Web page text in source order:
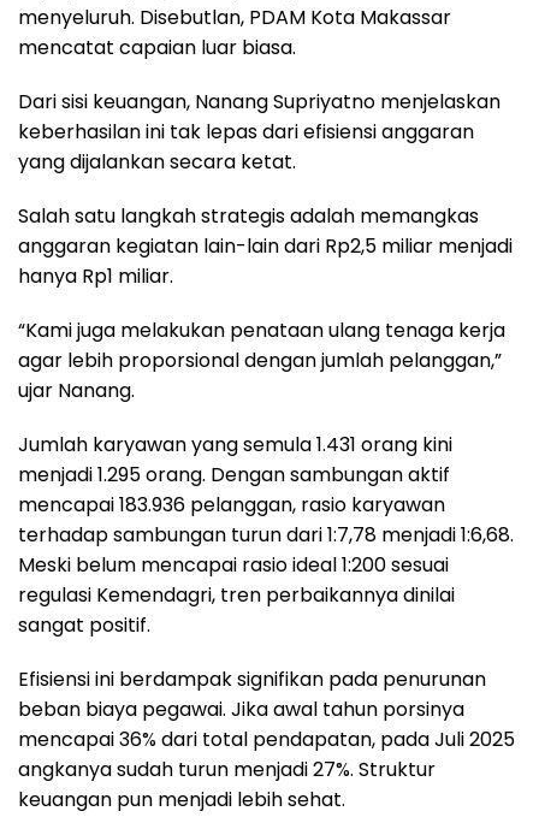
menyeluruh. Disebutlan, PDAM Kota Makassar
mencatat capaian luar biasa.
Dari sisi keuangan, Nanang Supriyatno menjelaskan
keberhasilan ini tak lepas dari efisiensi anggaran
yang dijalankan secara ketat.
Salah satu langkah strategis adalah memangkas
anggaran kegiatan lain-lain dari Rp2,5 miliar menjadi
hanya Rp1 miliar.
“Kami juga melakukan penataan ulang tenaga kerja
agar lebih proporsional dengan jumlah pelanggan,”
ujar Nanang.
Jumlah karyawan yang semula 1.431 orang kini
menjadi 1.295 orang. Dengan sambungan aktif
mencapai 183.936 pelanggan, rasio karyawan
terhadap sambungan turun dari 1:7,78 menjadi 1:6,68.
Meski belum mencapai rasio ideal 1:200 sesuai
regulasi Kemendagri, tren perbaikannya dinilai
sangat positif.
Efisiensi ini berdampak signifikan pada penurunan
beban biaya pegawai. Jika awal tahun porsinya
mencapai 36% dari total pendapatan, pada Juli 2025
angkanya sudah turun menjadi 27%. Struktur
keuangan pun menjadi lebih sehat.